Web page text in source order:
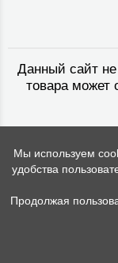
Данный сайт
товара может
Мы используем
удобства
Продолжая